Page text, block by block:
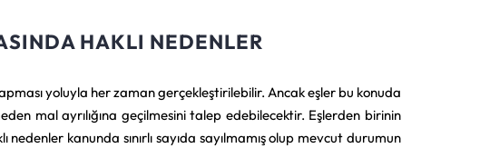
HAKLI NEDENLER
yoluyla her zaman gerçekleştirilebilir. Ancak eşler bu konuda
mal ayrılığına geçilmesini talep edebilecektir. Eşlerden birinin
kanunda sınırlı sayıda sayılmamış olup mevcut durumun